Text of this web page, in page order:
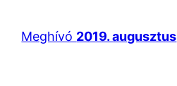
Meghívó 2019. augusztus